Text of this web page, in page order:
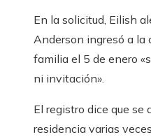
En la solicitud, Eilish
Anderson ingresó a la
familia el 5 de enero
ni invitación».
El registro dice que se
residencia varias